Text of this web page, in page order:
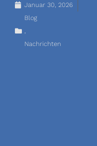
Januar 30, 2026
Blog
,
Nachrichten